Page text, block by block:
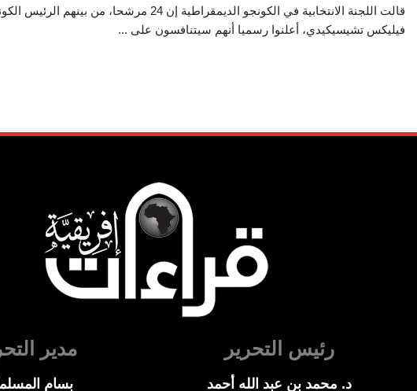
قالت اللجنة الانتخابية في الكونجو الديمقراطية إن 24 مرشحا، من بينهم
فيليكس تشيسيكيدي، أعلنوا رسميا أنهم سيتنافسون على ...
رئيس التحرير
د. محمد بن عبد الله أحمد
مدير
بسام